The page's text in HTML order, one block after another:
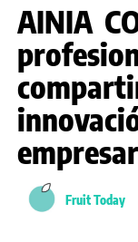
AINIA
Fruit Today